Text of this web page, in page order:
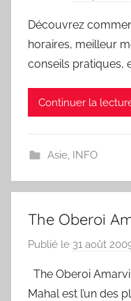
Découvrez
horaires, meilleur
conseils pratiques,
Continuer la
Asie, INFO
The Oberoi
Publié le 31 août
The Oberoi
Mahal est l’un des